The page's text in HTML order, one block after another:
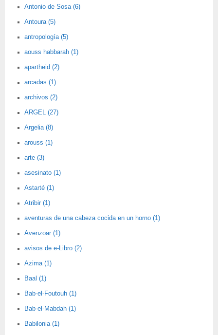
Antonio de Sosa (6)
Antoura (5)
antropología (5)
aouss habbarah (1)
apartheid (2)
arcadas (1)
archivos (2)
ARGEL (27)
Argelia (8)
arouss (1)
arte (3)
asesinato (1)
Astarté (1)
Atribir (1)
aventuras de una cabeza cocida en un horno (1)
Avenzoar (1)
avisos de e-Libro (2)
Azima (1)
Baal (1)
Bab-el-Foutouh (1)
Bab-el-Mabdah (1)
Babilonia (1)